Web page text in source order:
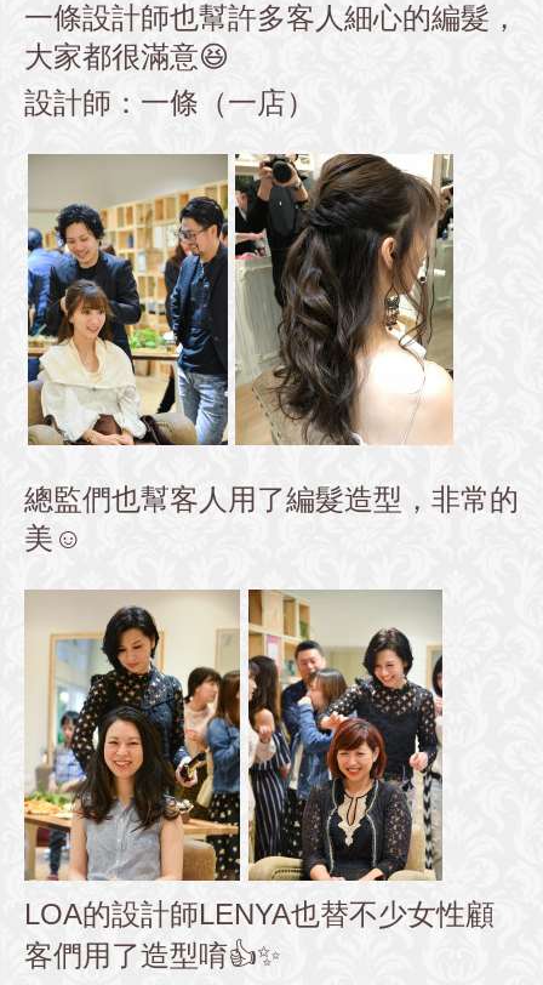
一條設計師也幫許多客人細心的編髮，
大家都很滿意😆
設計師：一條（一店）
總監們也幫客人用了編髮造型，非常的
美☺️
LOA的設計師LENYA也替不少女性顧
客們用了造型唷👍✨